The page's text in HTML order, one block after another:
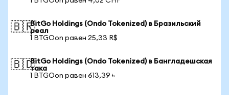
🇧🇷BitGo Holdings (Ondo Tokenized) в Бразильский
реал
1 BTGOon равен 25,33 R$
🇧🇩BitGo Holdings (Ondo Tokenized) в Бангладешская
така
1 BTGOon равен 613,39 ৳